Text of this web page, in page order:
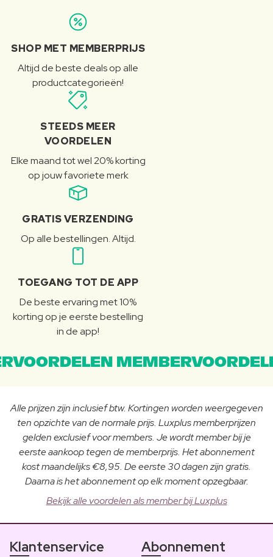
SHOP MET MEMBERPRIJS
Altijd de beste deals op alle
productcategorieën!
STEEDS MEER
VOORDELEN
Elke maand tot wel 20% korting
op jouw favoriete merk
GRATIS VERZENDING
Op alle bestellingen. Altijd.
TOEGANG TOT DE APP
De beste ervaring met 10%
korting op je eerste bestelling
in de app!
Alle prijzen zijn inclusief btw. Kortingen worden weergegeven
ten opzichte van de normale prijs. Luxplus memberprijzen
gelden exclusief voor members. Je wordt member bij je
eerste aankoop tegen de memberprijs. Het abonnement
kost maandelijks €8,95. De eerste 30 dagen zijn gratis.
Daarna is het abonnement op elk moment opzegbaar.
Bekijk alle voordelen als member bij Luxplus
Klantenservice Abonnement